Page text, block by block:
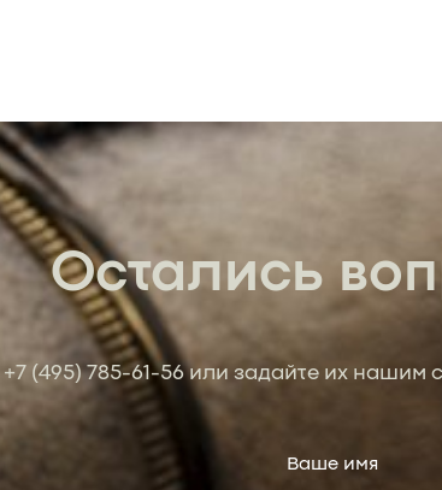
Остались
+7 (495) 785-61-56или задайте их нашим